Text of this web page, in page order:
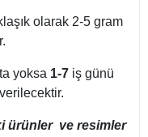
olarak 2-5 gram
yoksa 1-7 iş günü
ürünler ve resimler